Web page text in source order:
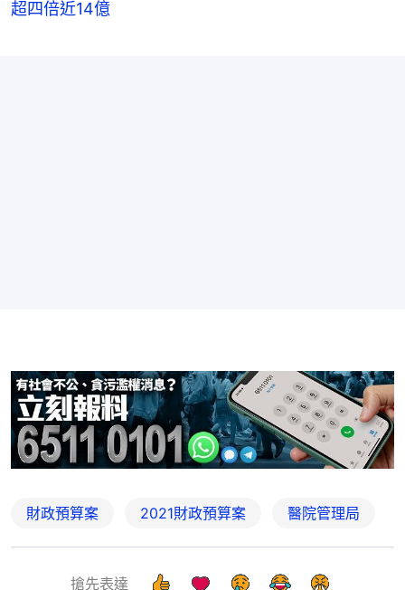
超四倍近14億
財政預算案 2021財政預算案 醫院管理局
搶先表達